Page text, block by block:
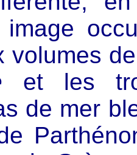
volumes
et les
de mer